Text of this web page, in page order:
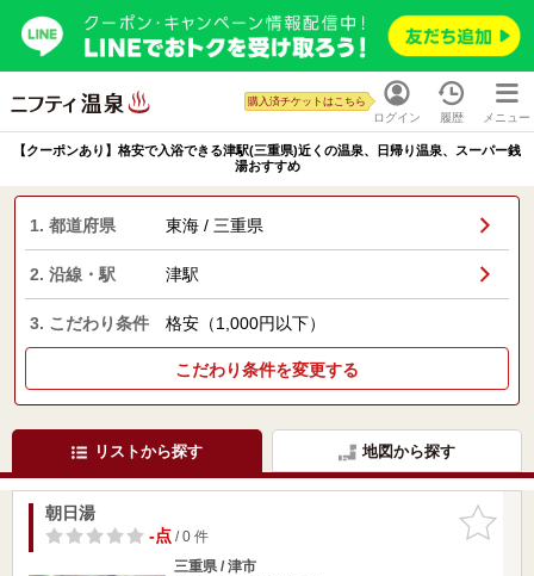
ログイン
購入済チケットはこちら
履歴 メニュー
【クーポンあり】格安で入浴できる津駅(三重県)近くの温泉、日帰り温泉、スーパー銭
湯おすすめ
1. 都道府県 東海 / 三重県
2. 沿線・駅 津駅
3. こだわり条件 格安（1,000円以下）
こだわり条件を変更する
リストから探す 地図から探す
お気に入
りに追加
朝日湯
-点/ 0 件
三重県 / 津市